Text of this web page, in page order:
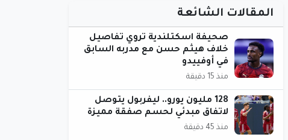
المقالات الشائعة
صحيفة اسكتلندية تروي تفاصيل
خلاف هيثم حسن مع مدربه السابق
في أوفييدو
منذ 15 دقيقة
128 مليون يورو.. ليفربول يتوصل
لاتفاق مبدئي لحسم صفقة مميزة
منذ 45 دقيقة